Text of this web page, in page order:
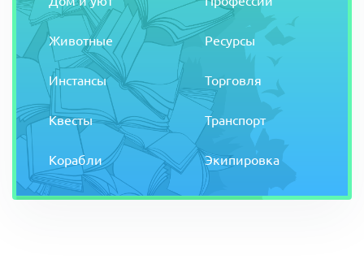
Животные
Инстансы
Квесты
Корабли
Ресурсы
Торговля
Транспорт
Экипировка